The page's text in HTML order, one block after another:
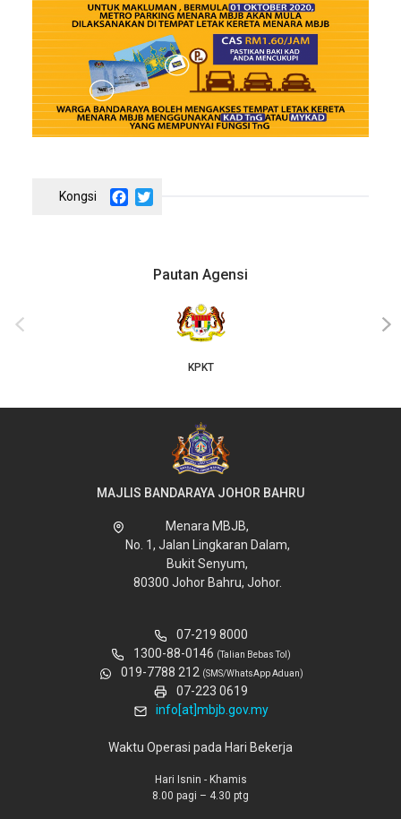
Facebook
Pautan Agensi
KPKT
‹ ›
MAJLIS BANDARAYA JOHOR BAHRU
Menara MBJB,
No. 1, Jalan Lingkaran Dalam,
Bukit Senyum,
80300 Johor Bahru, Johor.
07-219 8000
1300-88-0146 (Talian Bebas Tol)
019-7788 212 (SMS/WhatsApp Aduan)
07-223 0619
info[at]mbjb.gov.my
Waktu Operasi pada Hari Bekerja
Hari Isnin - Khamis
8.00 pagi – 4.30 ptg